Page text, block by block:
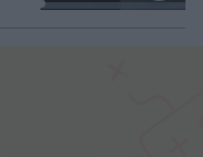
Loaded: